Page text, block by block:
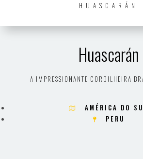
HUASCARÁN
Huascarán
A IMPRESSIONANTE CORDILHEIRA
AMÉRICA DO
PERU